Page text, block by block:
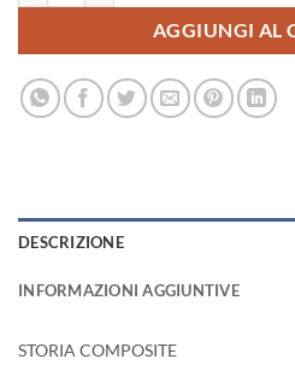
AGGIUNGI AL
DESCRIZIONE
INFORMAZIONI AGGIUNTIVE
STORIA COMPOSITE